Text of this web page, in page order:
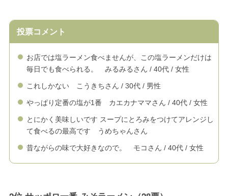
投票コメント
お店では塩ラーメン食べませんが、この塩ラーメンだけは
毎日でも食べられる。 みるみるさん / 40代 / 女性
これしかない こうきちさん / 30代 / 男性
やっぱり定番の塩が1番 カエカナママさん / 40代 / 女性
とにかく美味しいです スープにとろみをつけてアレンジし
て食べるの最高です うめちゃんさん
昔ながらの味で大好きなので。 モコさん / 40代 / 女性